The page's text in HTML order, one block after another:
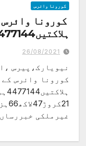
کورونا وائرس
کورونا
ہلاکتیں4477144ہوگئیں
26/08/2021
نیویارک،پیرس
کورونا وائرس
غیرملکی